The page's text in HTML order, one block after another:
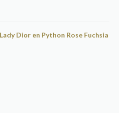
Dior en Python Rose Fuchsia